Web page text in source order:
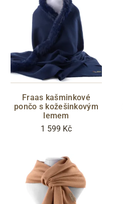
Fraas kašminkové
pončo s kožešinkovým
lemem
1 599 Kč